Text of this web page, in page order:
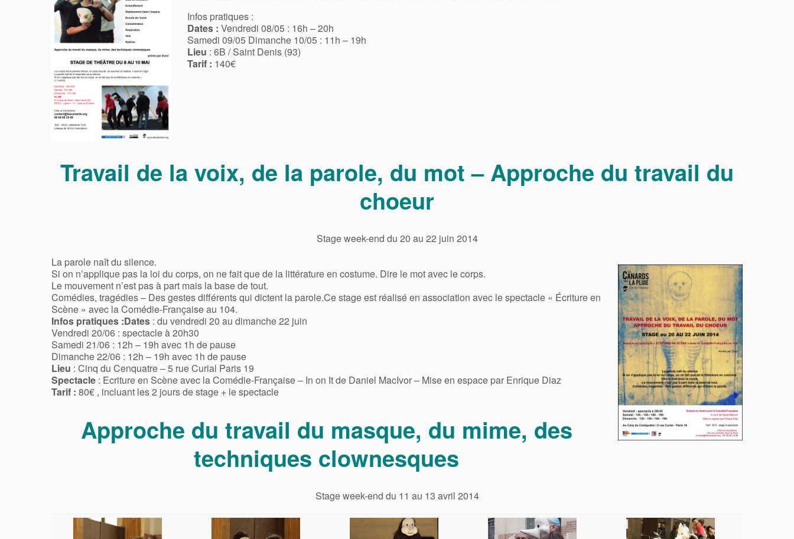
Infos pratiques :
Dates :Vendredi 08/05 : 16h – 20h
Samedi 09/05 Dimanche 10/05 : 11h – 19h
Lieu : 6B / Saint Denis (93)
Tarif : 140€
Travail de la voix, de la parole, du mot – Approche du travail du
choeur
Stage week-end du 20 au 22 juin 2014
La parole naît du silence.
Si on n’applique pas la loi du corps, on ne fait que de la littérature en costume. Dire le mot avec le corps.
Le mouvement n’est pas à part mais la base de tout.
Comédies, tragédies – Des gestes différents qui dictent la parole.Ce stage est réalisé en association avec le spectacle « Écriture en
Scène » avec la Comédie-Française au 104.
Infos pratiques :Dates : du vendredi 20 au dimanche 22 juin
Vendredi 20/06 : spectacle à 20h30
Samedi 21/06 : 12h – 19h avec 1h de pause
Dimanche 22/06 : 12h – 19h avec 1h de pause
Lieu : Cinq du Cenquatre – 5 rue Curial Paris 19
Spectacle : Ecriture en Scène avec la Comédie-Française – In on It de Daniel MacIvor – Mise en espace par Enrique Diaz
Tarif : 80€ , incluant les 2 jours de stage + le spectacle
Approche du travail du masque, du mime, des
techniques clownesques
Stage week-end du 11 au 13 avril 2014